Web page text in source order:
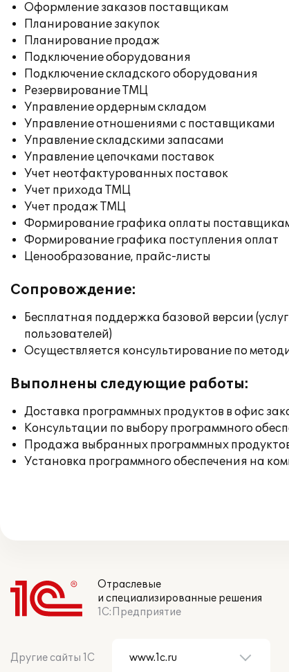
Оформление заказов поставщикам
Планирование закупок
Планирование продаж
Подключение оборудования
Подключение складского оборудования
Резервирование ТМЦ
Управление ордерным складом
Управление отношениями с поставщиками
Управление складскими запасами
Управление цепочками поставок
Учет неотфактурованных поставок
Учет прихода ТМЦ
Учет продаж ТМЦ
Формирование графика оплаты
Формирование графика поступления оплат
Ценообразование, прайс-листы
Сопровождение:
Бесплатная поддержка базовой версии
пользователей)
Осуществляется консультирование по
Выполнены следующие работы:
Доставка программных продуктов в офис
Консультации по выбору программного
Продажа выбранных программных
Установка программного обеспечения на
Отраслевые
и специализированные решения
1С:Предприятие
Другие сайты 1С